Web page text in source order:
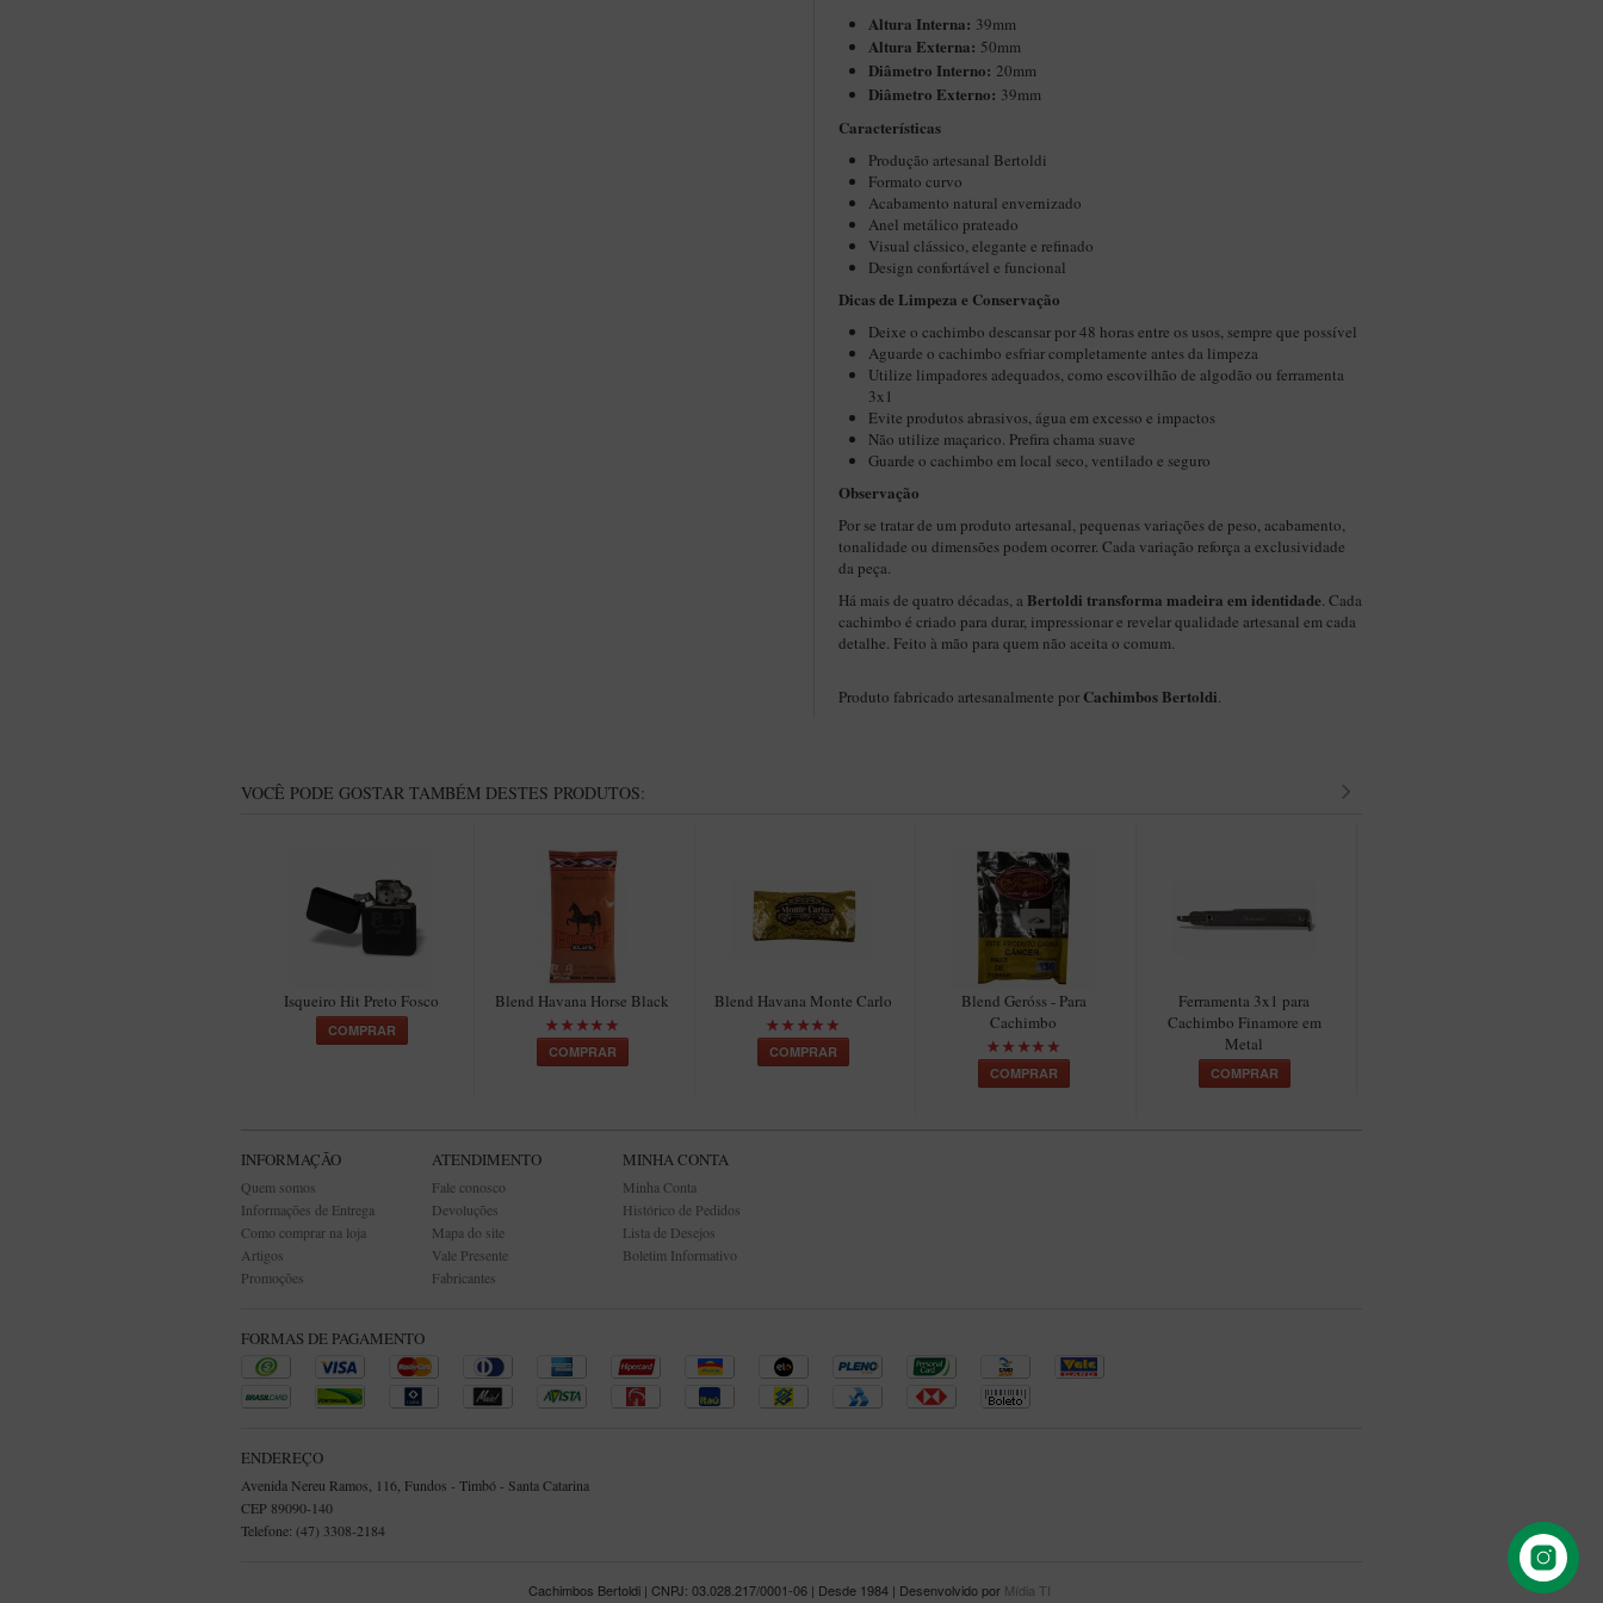
Altura Interna: 39mm
Altura Externa: 50mm
Diâmetro Interno: 20mm
Diâmetro Externo: 39mm
Características
Produção artesanal Bertoldi
Formato curvo
Acabamento natural envernizado
Anel metálico prateado
Visual clássico, elegante e refinado
Design confortável e funcional
Dicas de Limpeza e Conservação
Deixe o cachimbo descansar por 48 horas entre os usos, sempre que possível
Aguarde o cachimbo esfriar completamente antes da limpeza
Utilize limpadores adequados, como escovilhão de algodão ou ferramenta
3x1
Evite produtos abrasivos, água em excesso e impactos
Não utilize maçarico. Prefira chama suave
Guarde o cachimbo em local seco, ventilado e seguro
Observação
Por se tratar de um produto artesanal, pequenas variações de peso, acabamento,
tonalidade ou dimensões podem ocorrer. Cada variação reforça a exclusividade
da peça.
Há mais de quatro décadas, a Bertoldi transforma madeira em identidade. Cada
cachimbo é criado para durar, impressionar e revelar qualidade artesanal em cada
detalhe. Feito à mão para quem não aceita o comum.
Produto fabricado artesanalmente por Cachimbos Bertoldi.
VOCÊ PODE GOSTAR TAMBÉM DESTES PRODUTOS:
Isqueiro Hit Preto Fosco
COMPRAR
Blend Havana Horse Black
COMPRAR
Blend Havana Monte Carlo
COMPRAR
Blend Geróss - Para
Cachimbo
COMPRAR
Ferramenta 3x1 para
Cachimbo Finamore em
Metal
COMPRAR
INFORMAÇÃO
Quem somos
Informações de Entrega
Como comprar na loja
Artigos
Promoções
ATENDIMENTO
Fale conosco
Devoluções
Mapa do site
Vale Presente
Fabricantes
MINHA CONTA
Minha Conta
Histórico de Pedidos
Lista de Desejos
Boletim Informativo
FORMAS DE PAGAMENTO
ENDEREÇO
Avenida Nereu Ramos, 116, Fundos - Timbó - Santa Catarina
CEP 89090-140
Telefone: (47) 3308-2184
Cachimbos Bertoldi | CNPJ: 03.028.217/0001-06 | Desde 1984 | Desenvolvido por Mídia TI